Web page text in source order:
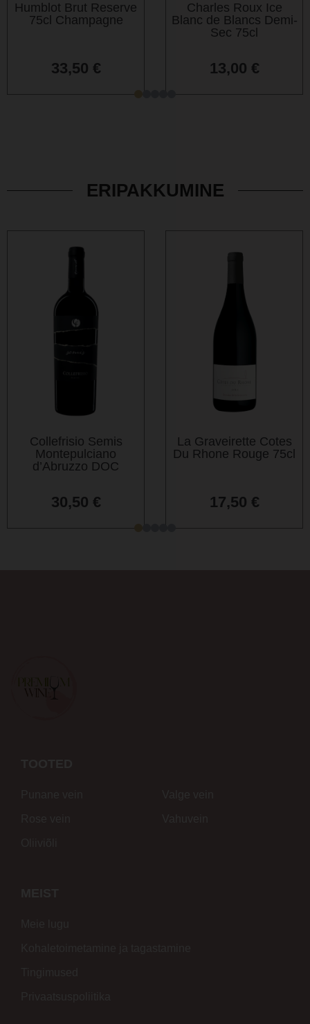
Humblot Brut Reserve
75cl Champagne
33,50 €
Charles Roux Ice
Blanc de Blancs Demi-
Sec 75cl
13,00 €
ERIPAKKUMINE
Collefrisio Semis
Montepulciano
d’Abruzzo DOC
30,50 €
La Graveirette Cotes
Du Rhone Rouge 75cl
17,50 €